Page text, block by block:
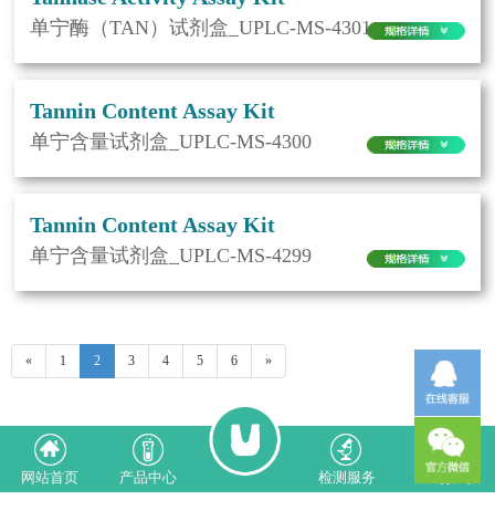
单宁酶（TAN）试剂盒_UPLC-MS-4301
Tannin Content Assay Kit
单宁含量试剂盒_UPLC-MS-4300
Tannin Content Assay Kit
单宁含量试剂盒_UPLC-MS-4299
« 1 2 3 4 5 6 »
网站首页 产品中心 检测服务 一键拨号